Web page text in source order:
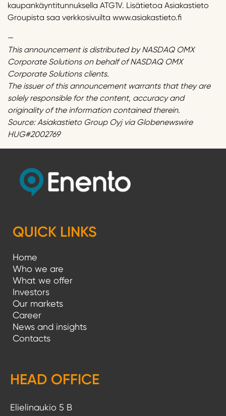
kaupankäyntitunnuksella ATG1V. Lisätietoa Asiakastieto
Groupista saa verkkosivuilta www.asiakastieto.fi
—
This announcement is distributed by NASDAQ OMX
Corporate Solutions on behalf of NASDAQ OMX
Corporate Solutions clients.
The issuer of this announcement warrants that they are
solely responsible for the content, accuracy and
originality of the information contained therein.
Source: Asiakastieto Group Oyj via Globenewswire
HUG#2002769
QUICK LINKS
Home
Who we are
What we offer
Investors
Our markets
Career
News and insights
Contacts
HEAD OFFICE
Elielinaukio 5 B